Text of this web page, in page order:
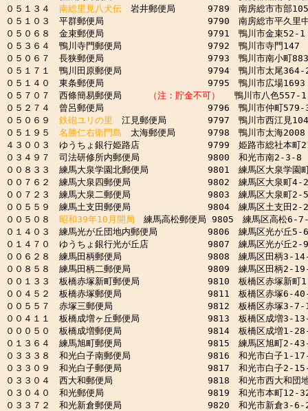
０５１３４ 南総里見八犬伝 岩井郵便局　　　 9789　南房総市市部
０５１０３　平群郵便局　　　　　　　　　　　 9790　南房総市平久里
０５０６８　金束郵便局　　　　　　　　　　　 9791　鴨川市金束52-1
０５３６４　鴨川寺門郵便局　　　　　　　　　 9792　鴨川市寺門147
０５０６７　長狭郵便局　　　　　　　　　　　 9793　鴨川市南小町
０５１７１　鴨川田原郵便局　　　　　　　　　 9794　鴨川市太尾364-
０５１４０　東条郵便局　　　　　　　　　　　 9795　鴨川市広場1693
０５７０７　西條簡易郵便局
（注：貯金不可）
鴨川市八色557-1
０５２７４　曾呂郵便局　　　　　　　　　　　 9796　鴨川市仲町579-
０５０６９ 鉄砲ユリの里 江見郵便局　　　　 9797　鴨川市西江見
０５１９５ 名勝仁右衛門島 太海郵便局　　　 9798　鴨川市太海2008
４３００３　ゆうちょ銀行姫路店　　　　　　　 9799　姫路市総社本町
０３４９７　司法研修所内郵便局　　　　　　　 9800　和光市南2-3-8
００８３３　練馬大泉学園北郵便局　　　　　　 9801　練馬区大泉学
００７６２　練馬大泉四郵便局　　　　　　　　 9802　練馬区大泉町
００７２３　練馬大泉二郵便局　　　　　　　　 9803　練馬区大泉町
００５５９　練馬土支田郵便局　　　　　　　　 9804　練馬区土支田
００５０８ 昭和39年10月開局 練馬高松郵便局 9805　練馬区高松6-
０１４０３　練馬光が丘団地内郵便局　　　　　 9806　練馬区光が丘
０１４７０　ゆうちょ銀行光が丘店　　　　　　 9807　練馬区光が丘
００６２８　練馬田柄郵便局　　　　　　　　　 9808　練馬区田柄3-
００８５８　練馬田柄二郵便局　　　　　　　　 9809　練馬区田柄2-
００１３３　板橋赤塚新町郵便局　　　　　　　 9810　板橋区赤塚新
００４５２　板橋赤塚郵便局　　　　　　　　　 9811　板橋区赤塚6-
００５５７　赤塚三郵便局　　　　　　　　　　 9812　板橋区赤塚3-7-
００４１１　板橋成増ヶ丘郵便局　　　　　　　 9813　板橋区成増3-
０００５０　板橋成増郵便局　　　　　　　　　 9814　板橋区成増1-
０１３６４　練馬旭町郵便局　　　　　　　　　 9815　練馬区旭町2-
０３３３８　和光白子南郵便局　　　　　　　　 9816　和光市白子1-
０３３０９　和光白子郵便局　　　　　　　　　 9817　和光市白子2-
０３３０４　西大和郵便局　　　　　　　　　　 9818　和光市西大和
０３０４０　和光郵便局　　　　　　　　　　　 9819　和光市本町12-
０３３７２　和光新倉郵便局　　　　　　　　　 9820　和光市新倉3-6-